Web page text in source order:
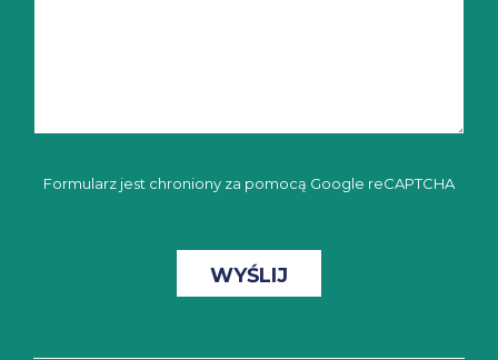
Formularz jest chroniony za pomocą Google reCAPTCHA